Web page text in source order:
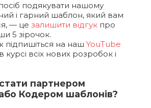
подякувати нашому
і гарний шаблон, який вам
— це залишити відгук про
5 зірочок.
на наш YouTube
курсі всіх нових розробок і
партнером
Кодером шаблонів?